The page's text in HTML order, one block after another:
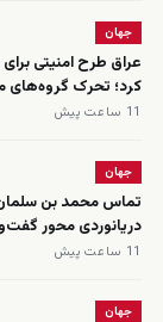
جهان
عراق طرح امنیتی
کرد؛ تحرک گروه‌های
11 ساعت پیش
جهان
تماس محمد بن
دریانوردی محور
11 ساعت پیش
جهان